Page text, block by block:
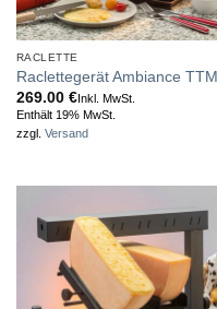
RACLETTE
Raclettegerät Ambiance TTM
269.00 €Inkl. MwSt.
Enthält 19% MwSt.
zzgl. Versand